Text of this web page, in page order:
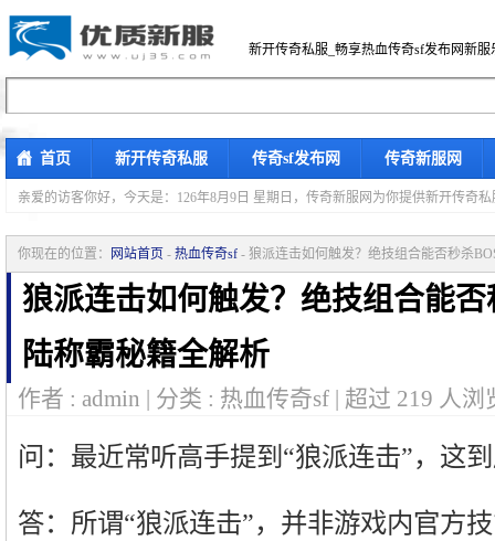
新开传奇私服_畅享热血传奇sf发布网新服
首页 新开传奇私服 传奇sf发布网 传奇新服网
亲爱的访客你好， 今天是：126年8月9日 星期日，传奇新服网为你提供新开传奇
你现在的位置： 网站首页 - 热血传奇sf - 狼派连击如何触发？绝技组合能否秒杀
狼派连击如何触发？绝技组合能
陆称霸秘籍全解析
作者 : admin | 分类 : 热血传奇sf | 超过 219 人浏
问：最近常听高手提到“狼派连击”，这
答：所谓“狼派连击”，并非游戏内官方